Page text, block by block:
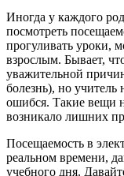
Иногда у каждого
посмотреть
прогуливать уроки,
взрослым. Бывает,
уважительной
болезнь), но учитель
ошибся. Такие вещи
возникало лишних
Посещаемость в
реальном времени,
учебного дня.